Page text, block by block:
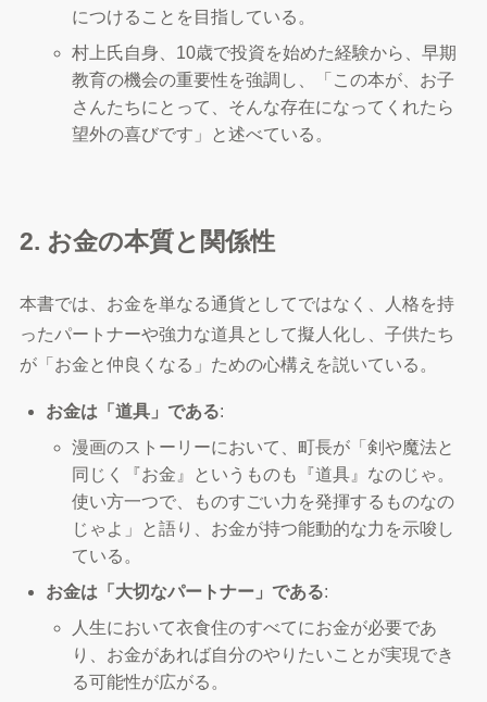
につけることを目指している。
村上氏自身、10歳で投資を始めた経験から、早期
教育の機会の重要性を強調し、「この本が、お子
さんたちにとって、そんな存在になってくれたら
望外の喜びです」と述べている。
2. お金の本質と関係性
本書では、お金を単なる通貨としてではなく、人格を持
ったパートナーや強力な道具として擬人化し、子供たち
が「お金と仲良くなる」ための心構えを説いている。
お金は「道具」である:
漫画のストーリーにおいて、町長が「剣や魔法と
同じく『お金』というものも『道具』なのじゃ。
使い方一つで、ものすごい力を発揮するものなの
じゃよ」と語り、お金が持つ能動的な力を示唆し
ている。
お金は「大切なパートナー」である:
人生において衣食住のすべてにお金が必要であ
り、お金があれば自分のやりたいことが実現でき
る可能性が広がる。